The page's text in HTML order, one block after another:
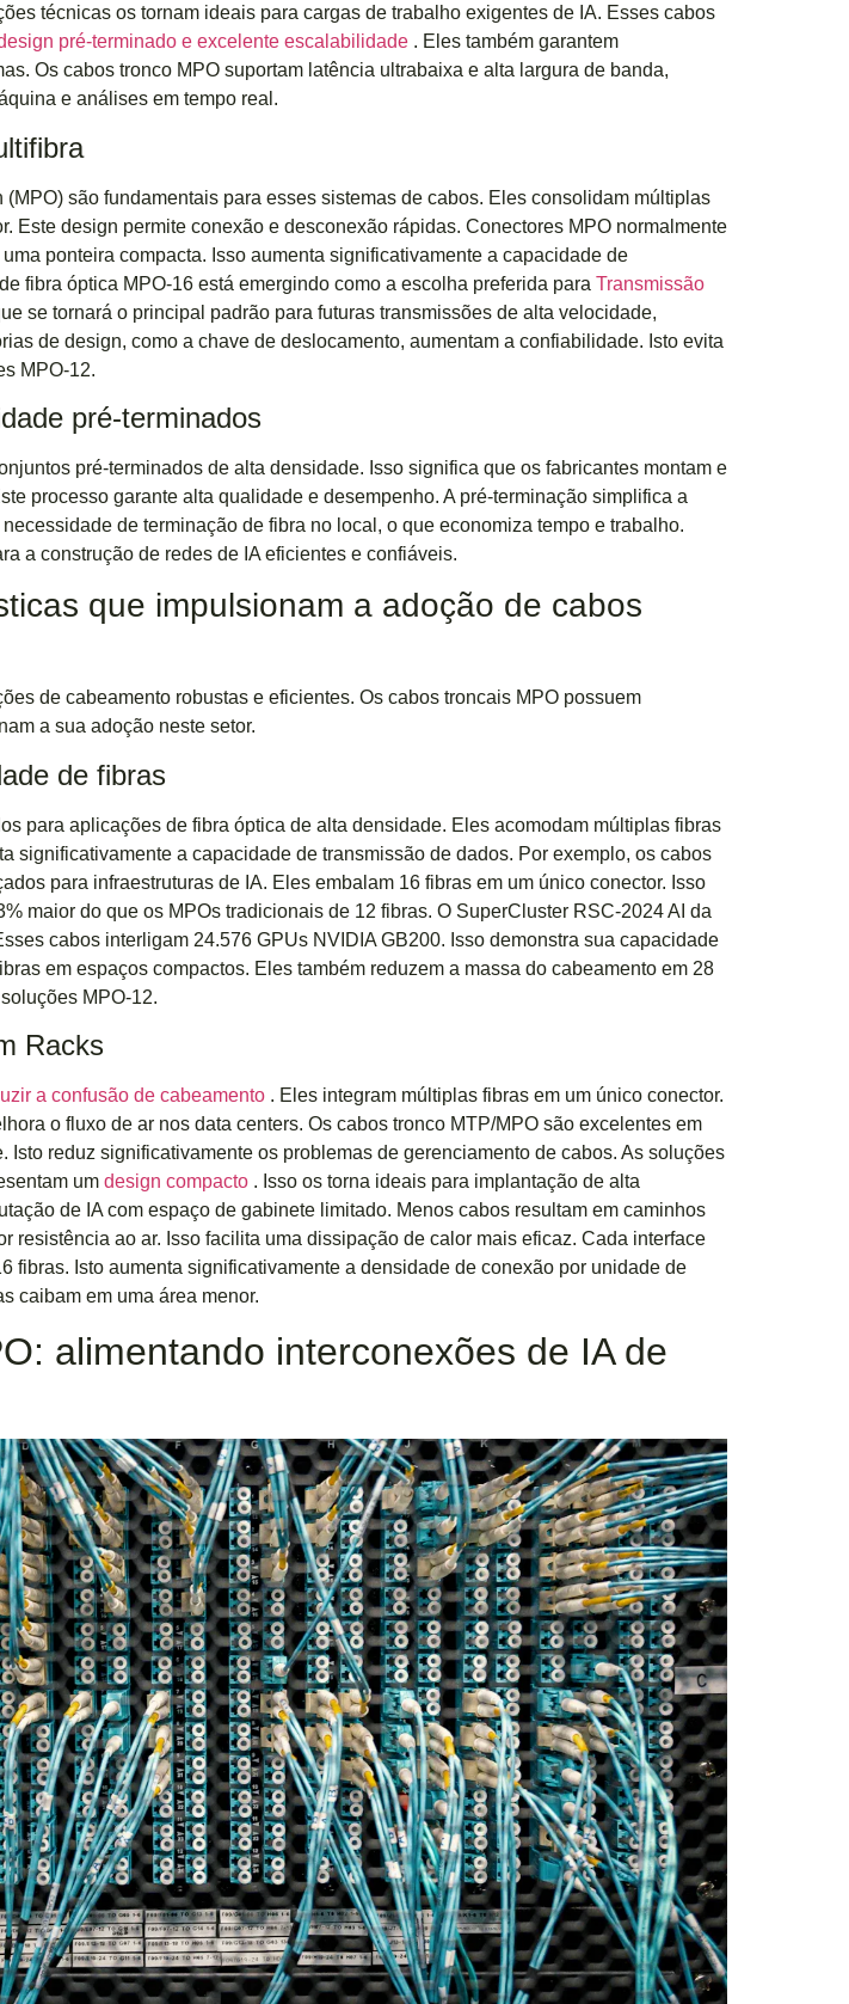
técnicas os tornam ideais para cargas de trabalho exigentes de IA. Esses cabos
pré-terminado e excelente escalabilidade . Eles também garantem
Os cabos tronco MPO suportam latência ultrabaixa e alta largura de banda,
e análises em tempo real.
são fundamentais para esses sistemas de cabos. Eles consolidam múltiplas
Este design permite conexão e desconexão rápidas. Conectores MPO normalmente
uma ponteira compacta. Isso aumenta significativamente a capacidade de
fibra óptica MPO-16 está emergindo como a escolha preferida para Transmissão
se tornará o principal padrão para futuras transmissões de alta velocidade,
de design, como a chave de deslocamento, aumentam a confiabilidade. Isto evita
MPO-12.
pré-terminados
pré-terminados de alta densidade. Isso significa que os fabricantes montam e
processo garante alta qualidade e desempenho. A pré-terminação simplifica a
de terminação de fibra no local, o que economiza tempo e trabalho.
a construção de redes de IA eficientes e confiáveis.
que impulsionam a adoção de cabos
de cabeamento robustas e eficientes. Os cabos troncais MPO possuem
a sua adoção neste setor.
de fibras
para aplicações de fibra óptica de alta densidade. Eles acomodam múltiplas fibras
significativamente a capacidade de transmissão de dados. Por exemplo, os cabos
para infraestruturas de IA. Eles embalam 16 fibras em um único conector. Isso
maior do que os MPOs tradicionais de 12 fibras. O SuperCluster RSC-2024 AI da
cabos interligam 24.576 GPUs NVIDIA GB200. Isso demonstra sua capacidade
em espaços compactos. Eles também reduzem a massa do cabeamento em 28
MPO-12.
Racks
a confusão de cabeamento . Eles integram múltiplas fibras em um único conector.
o fluxo de ar nos data centers. Os cabos tronco MTP/MPO são excelentes em
Isto reduz significativamente os problemas de gerenciamento de cabos. As soluções
um design compacto . Isso os torna ideais para implantação de alta
de IA com espaço de gabinete limitado. Menos cabos resultam em caminhos
resistência ao ar. Isso facilita uma dissipação de calor mais eficaz. Cada interface
fibras. Isto aumenta significativamente a densidade de conexão por unidade de
caibam em uma área menor.
alimentando interconexões de IA de